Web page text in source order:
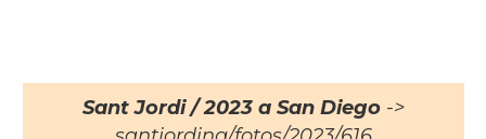
Sant Jordi / 2023 a San Diego->